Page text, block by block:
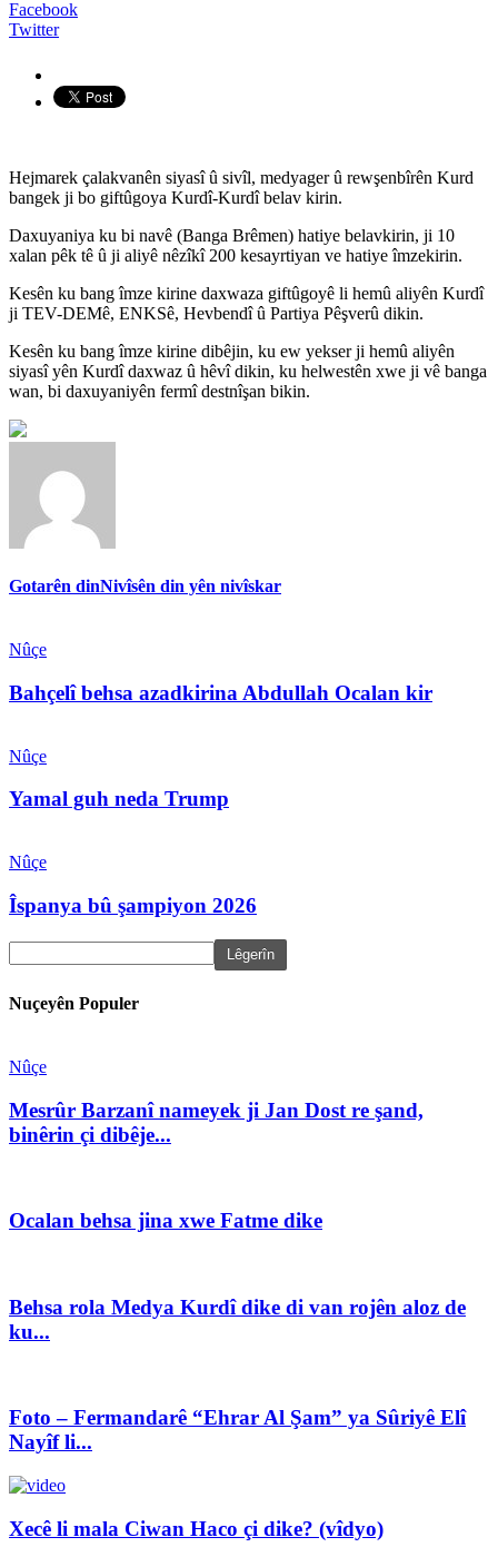
Facebook
Twitter
Hejmarek çalakvanên siyasî û sivîl, medyager û rewşenbîrên Kurd
bangek ji bo giftûgoya Kurdî-Kurdî belav kirin.
Daxuyaniya ku bi navê (Banga Brêmen) hatiye belavkirin, ji 10
xalan pêk tê û ji aliyê nêzîkî 200 kesayrtiyan ve hatiye îmzekirin.
Kesên ku bang îmze kirine daxwaza giftûgoyê li hemû aliyên Kurdî
ji TEV-DEMê, ENKSê, Hevbendî û Partiya Pêşverû dikin.
Kesên ku bang îmze kirine dibêjin, ku ew yekser ji hemû aliyên
siyasî yên Kurdî daxwaz û hêvî dikin, ku helwestên xwe ji vê banga
wan, bi daxuyaniyên fermî destnîşan bikin.
Gotarên dinNivîsên din yên nivîskar
Nûçe
Bahçelî behsa azadkirina Abdullah Ocalan kir
Nûçe
Yamal guh neda Trump
Nûçe
Îspanya bû şampiyon 2026
Nuçeyên Populer
Nûçe
Mesrûr Barzanî nameyek ji Jan Dost re şand,
binêrin çi dibêje...
Ocalan behsa jina xwe Fatme dike
Behsa rola Medya Kurdî dike di van rojên aloz de
ku...
Foto – Fermandarê “Ehrar Al Şam” ya Sûriyê Elî
Nayîf li...
Xecê li mala Ciwan Haco çi dike? (vîdyo)